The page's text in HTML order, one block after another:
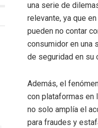
una serie de
relevante, ya que
pueden no contar
consumidor en una
de seguridad en su
Además, el
con plataformas en
no solo amplía el
para fraudes y